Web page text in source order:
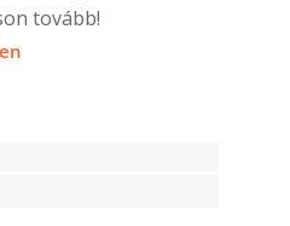
tovább!